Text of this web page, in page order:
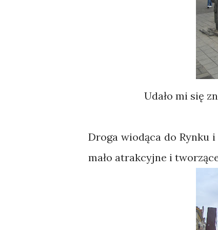
Udało mi się
Droga wiodąca do Rynku
mało atrakcyjne i